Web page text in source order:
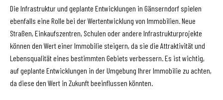
Die Infrastruktur und geplante Entwicklungen in Gänserndorf spielen
ebenfalls eine Rolle bei der Wertentwicklung von Immobilien. Neue
Straßen, Einkaufszentren, Schulen oder andere Infrastrukturprojekte
können den Wert einer Immobilie steigern, da sie die Attraktivität und
Lebensqualität eines bestimmten Gebiets verbessern. Es ist wichtig,
auf geplante Entwicklungen in der Umgebung Ihrer Immobilie zu achten,
da diese den Wert in Zukunft beeinflussen könnten.